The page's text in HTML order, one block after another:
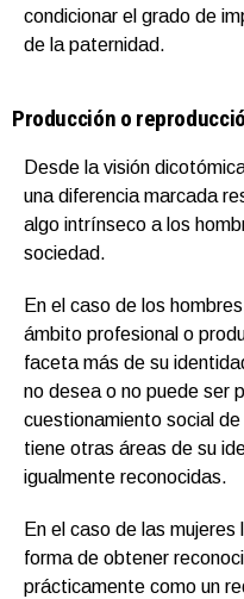
condicionar el grado de
de la paternidad.
Producción o
Desde la visión
una diferencia marcada
algo intrínseco a los
sociedad.
En el caso de los
ámbito profesional o
faceta más de su
no desea o no puede ser
cuestionamiento social
tiene otras áreas de su
igualmente reconocidas.
En el caso de las
forma de obtener
prácticamente como un